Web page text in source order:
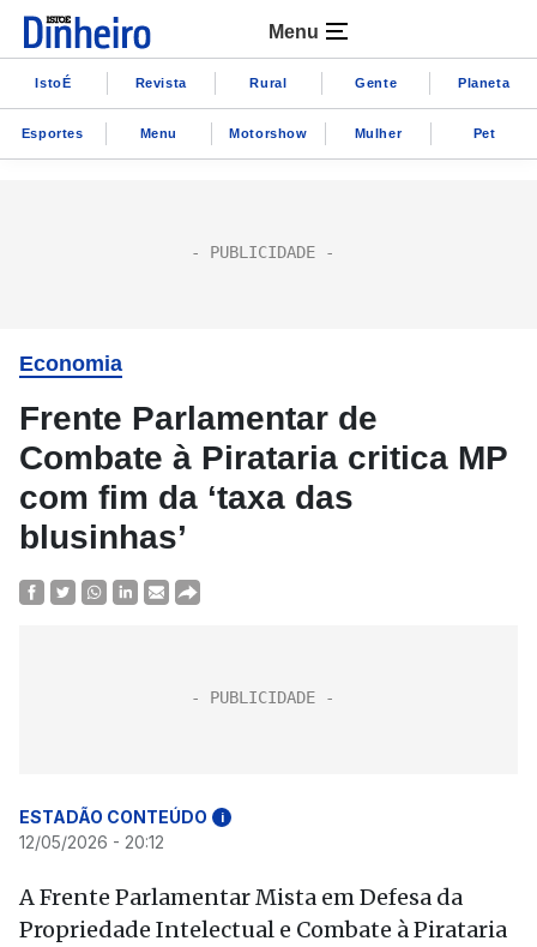
Menu
IstoÉ Revista Rural Gente Planeta
Esportes Menu Motorshow Mulher Pet
Economia
Frente Parlamentar de
Combate à Pirataria critica MP
com fim da ‘taxa das
blusinhas’
ESTADÃO CONTEÚDO i
12/05/2026 - 20:12
A Frente Parlamentar Mista em Defesa da
Propriedade Intelectual e Combate à Pirataria